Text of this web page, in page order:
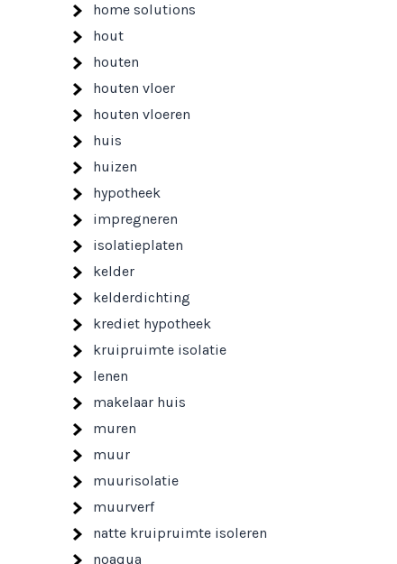
home solutions
hout
houten
houten vloer
houten vloeren
huis
huizen
hypotheek
impregneren
isolatieplaten
kelder
kelderdichting
krediet hypotheek
kruipruimte isolatie
lenen
makelaar huis
muren
muur
muurisolatie
muurverf
natte kruipruimte isoleren
noaqua